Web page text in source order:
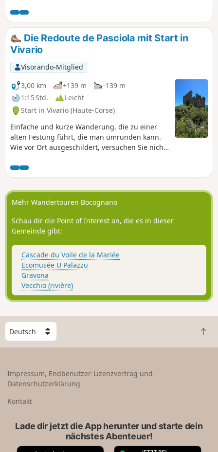
Ort für ein Picknick und eine Siesta. Es
gibt Bäume, die Schatten spenden. Man
muss sich etwa fünfzig Meter nach links
(bergauf) vomGR®20entfernen, um die
Felsplatte und die Wasserfälle zu sehen.
Die „hängenden Gärten” inmitten der
Wasserfälle sind von atemberaubender
Schönheit.
Die Redoute de Pasciola mit Start in
Vivario
Visorando-Mitglied
3,00 km
+139 m
-139 m
1:15 Std.
Leicht
Start in Vivario (Haute-Corse)
Einfache und kurze Wanderung, die zu einer
alten Festung führt, die man umrunden kann.
Wie vor Ort ausgeschildert, versuchen Sie nicht,
Mehr Wandertouren Bocognano
Schau dir die Point of Interest an, die es in dieser
Gemeinde gibt:
Cascade du Voile de la Mariée
Ecomusée U Palazzu
Gravona
Vecchio (rivière)
W
ä
h
e
n
Z
u
Impressum, Endbenutzer-Lizenzvertrag und
Datenschutzerklärung
Kontakt
Lade dir jetzt die App herunter und starte dein
nächstes Abenteuer!